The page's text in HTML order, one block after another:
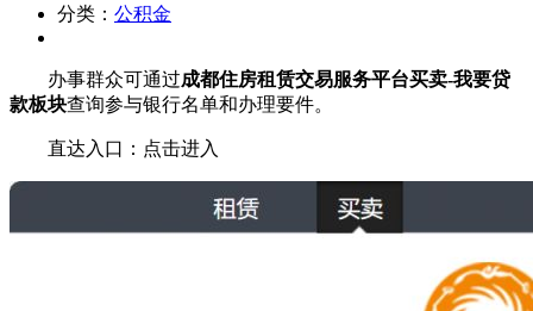
分类： 公积金
办事群众可通过成都住房租赁交易服务平台买卖-我要贷
款板块查询参与银行名单和办理要件。
直达入口：点击进入